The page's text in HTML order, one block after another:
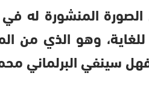
الصورة المنشورة له
وهو الذي من
سينفي البرلماني